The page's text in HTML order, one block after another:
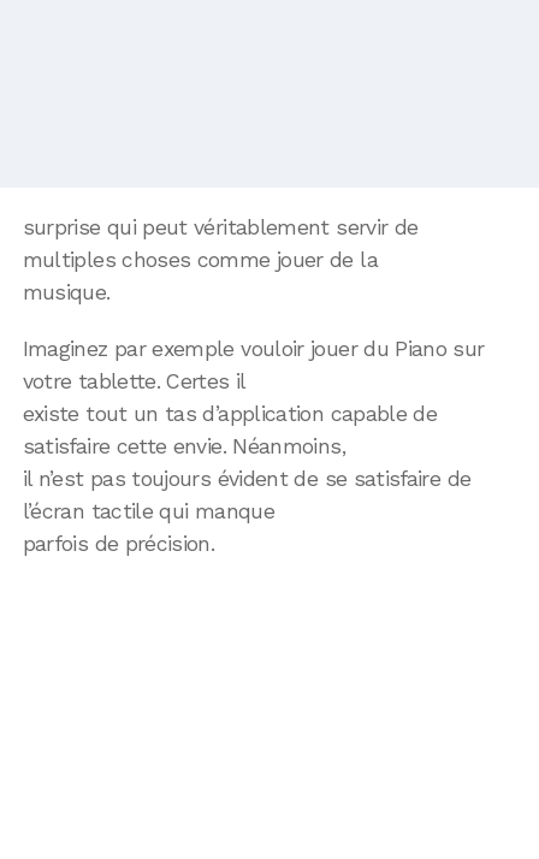
surprise qui peut véritablement servir de
multiples choses comme jouer de la
musique.
Imaginez par exemple vouloir jouer du Piano sur
votre tablette. Certes il
existe tout un tas d’application capable de
satisfaire cette envie. Néanmoins,
il n’est pas toujours évident de se satisfaire de
l’écran tactile qui manque
parfois de précision.